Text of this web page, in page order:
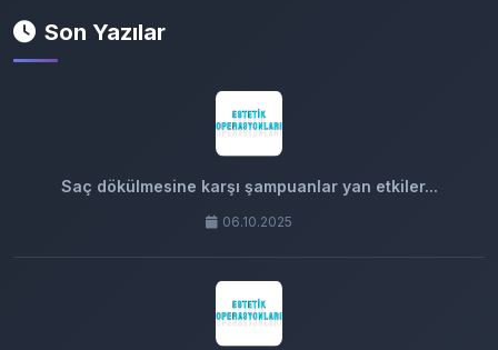
Son Yazılar
Saç dökülmesine karşı şampuanlar yan etkiler...
06.10.2025